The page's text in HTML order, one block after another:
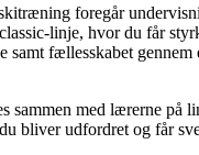
foregår
linje, hvor du får
samt fællesskabet gennem
sammen med lærerne på
bliver udfordret og får